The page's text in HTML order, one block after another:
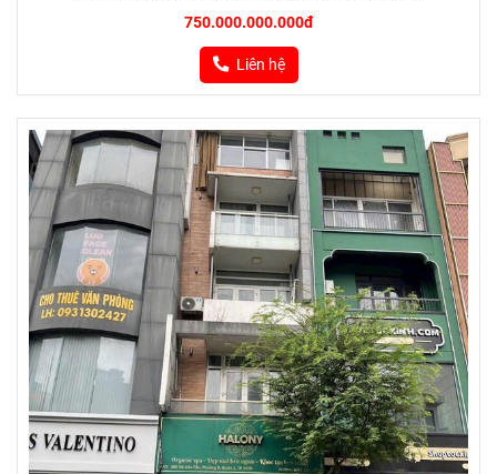
750.000.000.000đ
Liên hệ